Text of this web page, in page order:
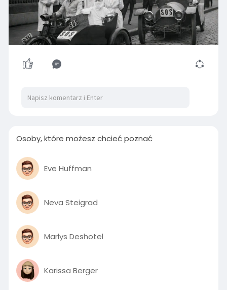
Osoby, które możesz chcieć poznać
Eve Huffman
Neva Steigrad
Marlys Deshotel
Karissa Berger